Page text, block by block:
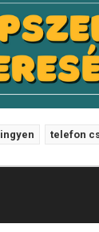
telefon